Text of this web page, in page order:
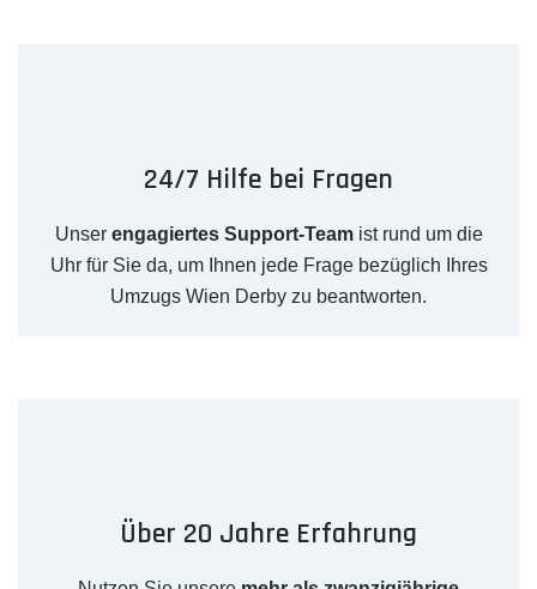
24/7 Hilfe bei Fragen
Unser engagiertes Support-Teamist rund um die
Uhr für Sie da, um Ihnen jede Frage bezüglich Ihres
Umzugs Wien Derby zu beantworten.
Über 20 Jahre Erfahrung